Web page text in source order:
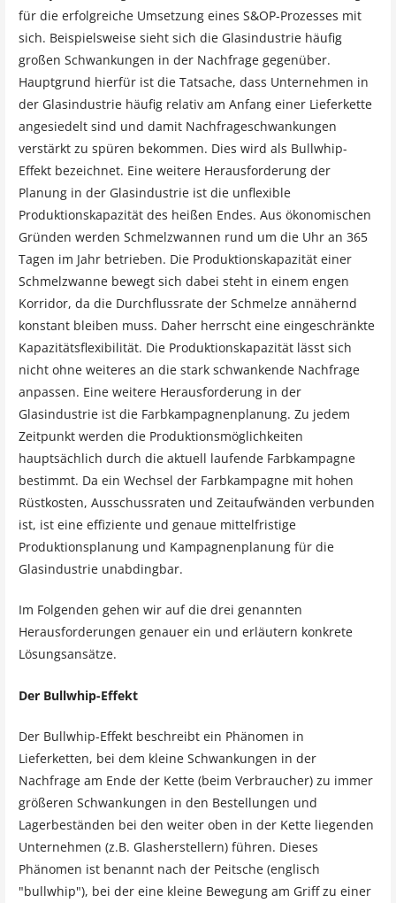
für die erfolgreiche Umsetzung eines S&OP-Prozesses mit
sich. Beispielsweise sieht sich die Glasindustrie häufig
großen Schwankungen in der Nachfrage gegenüber.
Hauptgrund hierfür ist die Tatsache, dass Unternehmen in
der Glasindustrie häufig relativ am Anfang einer Lieferkette
angesiedelt sind und damit Nachfrageschwankungen
verstärkt zu spüren bekommen. Dies wird als Bullwhip-
Effekt bezeichnet. Eine weitere Herausforderung der
Planung in der Glasindustrie ist die unflexible
Produktionskapazität des heißen Endes. Aus ökonomischen
Gründen werden Schmelzwannen rund um die Uhr an 365
Tagen im Jahr betrieben. Die Produktionskapazität einer
Schmelzwanne bewegt sich dabei steht in einem engen
Korridor, da die Durchflussrate der Schmelze annähernd
konstant bleiben muss. Daher herrscht eine eingeschränkte
Kapazitätsflexibilität. Die Produktionskapazität lässt sich
nicht ohne weiteres an die stark schwankende Nachfrage
anpassen. Eine weitere Herausforderung in der
Glasindustrie ist die Farbkampagnenplanung. Zu jedem
Zeitpunkt werden die Produktionsmöglichkeiten
hauptsächlich durch die aktuell laufende Farbkampagne
bestimmt. Da ein Wechsel der Farbkampagne mit hohen
Rüstkosten, Ausschussraten und Zeitaufwänden verbunden
ist, ist eine effiziente und genaue mittelfristige
Produktionsplanung und Kampagnenplanung für die
Glasindustrie unabdingbar.
Im Folgenden gehen wir auf die drei genannten
Herausforderungen genauer ein und erläutern konkrete
Lösungsansätze.
Der Bullwhip-Effekt
Der Bullwhip-Effekt beschreibt ein Phänomen in
Lieferketten, bei dem kleine Schwankungen in der
Nachfrage am Ende der Kette (beim Verbraucher) zu immer
größeren Schwankungen in den Bestellungen und
Lagerbeständen bei den weiter oben in der Kette liegenden
Unternehmen (z.B. Glasherstellern) führen. Dieses
Phänomen ist benannt nach der Peitsche (englisch
"bullwhip"), bei der eine kleine Bewegung am Griff zu einer